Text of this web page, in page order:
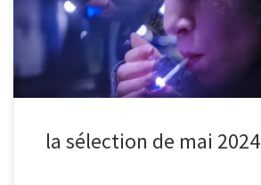
la sélection de mai 2024